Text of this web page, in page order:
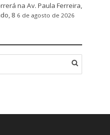
na Av. Paula Ferreira,
8 6 de agosto de 2026